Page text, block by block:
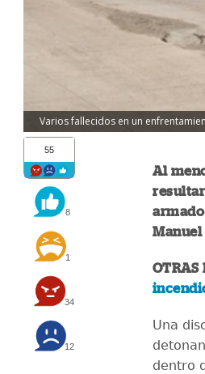
Varios fallecidos en un
55
8
1
34
12
Al
Manuel
OTRAS
Una
dentro